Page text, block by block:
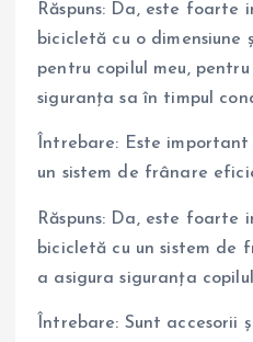
Răspuns: Da, este foarte
bicicletă cu o
pentru copilul meu,
siguranța sa în timpul
Întrebare: Este
un sistem de frânare
Răspuns: Da, este foarte
bicicletă cu un sistem de
a asigura siguranța
Întrebare: Sunt accesorii